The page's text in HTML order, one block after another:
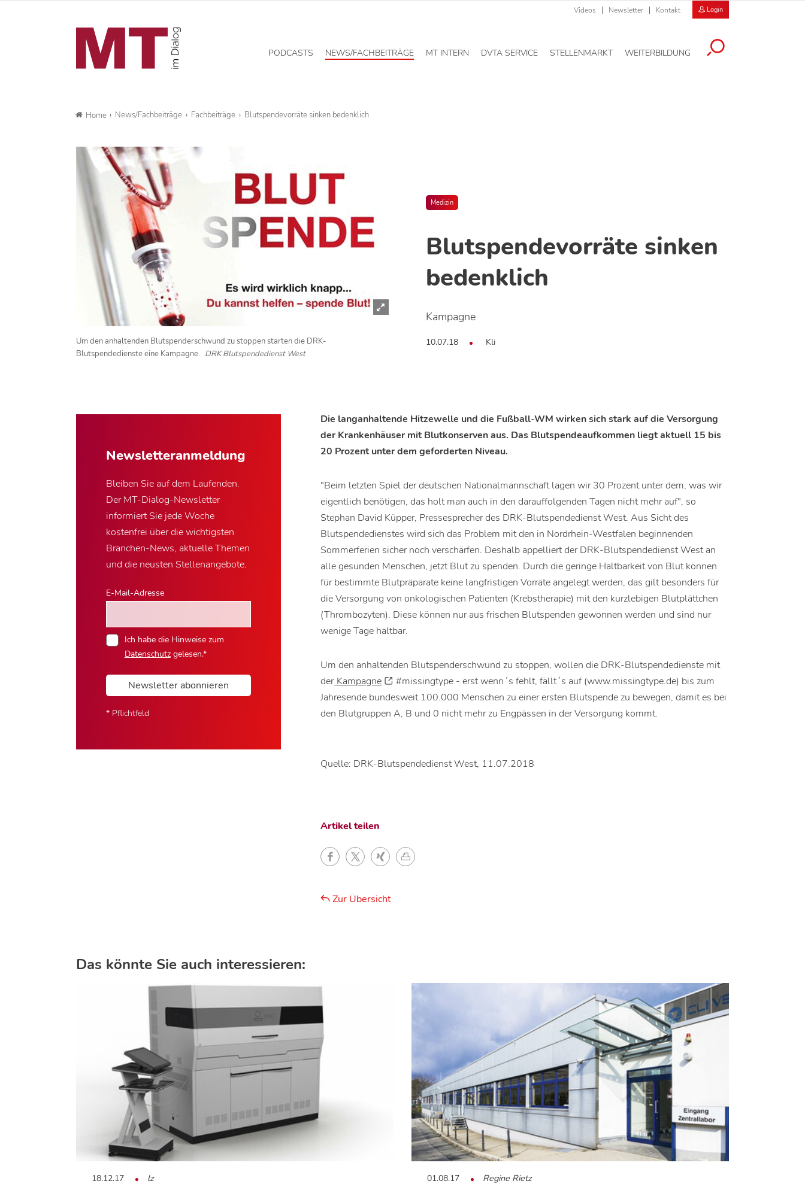
Videos Newsletter Kontakt Login
PODCASTS NEWS/FACHBEITRÄGE MT INTERN DVTA SERVICE STELLENMARKT WEITERBILDUNG
Home News/Fachbeiträge Fachbeiträge Blutspendevorräte sinken bedenklich
Medizin
Blutspendevorräte sinken
bedenklich
Kampagne
10.07.18 Kli
Um den anhaltenden Blutspenderschwund zu stoppen starten die DRK-
Blutspendedienste eine Kampagne. DRK Blutspendedienst West
Newsletter­anmeldung
Bleiben Sie auf dem Laufenden.
Der MT-Dialog-Newsletter
informiert Sie jede Woche
kostenfrei über die wichtigsten
Branchen-News, aktuelle Themen
und die neusten Stellenangebote.
E-Mail-Adresse
Ich habe die Hinweise zum
Datenschutzgelesen.*
Newsletter abonnieren
* Pflichtfeld
Die langanhaltende Hitzewelle und die Fußball-WM wirken sich stark auf die Versorgung
der Krankenhäuser mit Blutkonserven aus. Das Blutspendeaufkommen liegt aktuell 15 bis
20 Prozent unter dem geforderten Niveau.
"Beim letzten Spiel der deutschen Nationalmannschaft lagen wir 30 Prozent unter dem, was wir
eigentlich benötigen, das holt man auch in den darauffolgenden Tagen nicht mehr auf", so
Stephan David Küpper, Pressesprecher des DRK-Blutspendedienst West. Aus Sicht des
Blutspendedienstes wird sich das Problem mit den in Nordrhein-Westfalen beginnenden
Sommerferien sicher noch verschärfen. Deshalb appelliert der DRK-Blutspendedienst West an
alle gesunden Menschen, jetzt Blut zu spenden. Durch die geringe Haltbarkeit von Blut können
für bestimmte Blutpräparate keine langfristigen Vorräte angelegt werden, das gilt besonders für
die Versorgung von onkologischen Patienten (Krebstherapie) mit den kurzlebigen Blutplättchen
(Thrombozyten). Diese können nur aus frischen Blutspenden gewonnen werden und sind nur
wenige Tage haltbar.
Um den anhaltenden Blutspenderschwund zu stoppen, wollen die DRK-Blutspendedienste mit
der Kampagne
#missingtype - erst wenn´s fehlt, fällt´s auf (www.missingtype.de) bis zum
Jahresende bundesweit 100.000 Menschen zu einer ersten Blutspende zu bewegen, damit es bei
den Blutgruppen A, B und 0 nicht mehr zu Engpässen in der Versorgung kommt.
Quelle: DRK-Blutspendedienst West, 11.07.2018
Artikel teilen
Zur Übersicht
Das könnte Sie auch interessieren:
18.12.17 lz 01.08.17 Regine Rietz